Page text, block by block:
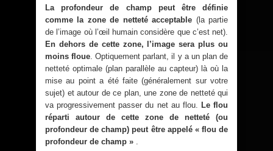
La profondeur de champ peut être définie
comme la zone de netteté acceptable (la partie
de l’image où l’œil humain considère que c’est net).
En dehors de cette zone, l’image sera plus ou
moins floue. Optiquement parlant, il y a un plan de
netteté optimale (plan parallèle au capteur) là où la
mise au point a été faite (généralement sur votre
sujet) et autour de ce plan, une zone de netteté qui
va progressivement passer du net au flou. Le flou
réparti autour de cette zone de netteté (ou
profondeur de champ) peut être appelé « flou de
profondeur de champ » .